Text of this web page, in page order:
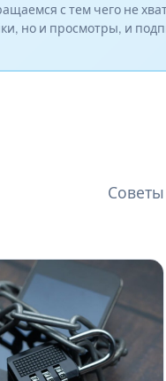
с тем чего не
но и просмотры, и